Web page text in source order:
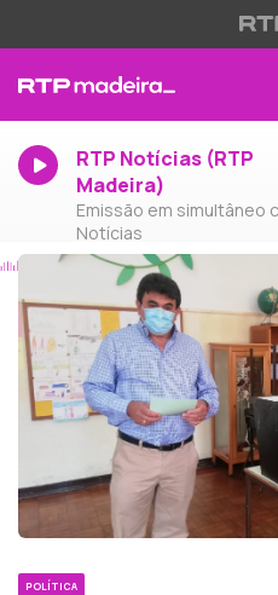
RTP Notícias (RTP
Madeira)
Emissão em simultâneo
Notícias
POLÍTICA